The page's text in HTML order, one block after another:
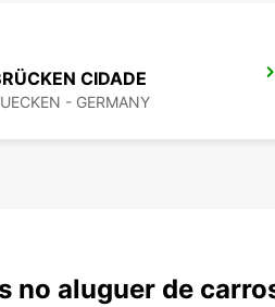
CIDADE
- GERMANY
no aluguer de